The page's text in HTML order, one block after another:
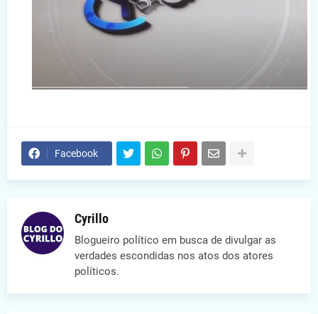
Facebook
Cyrillo
Blogueiro político em busca de divulgar as
verdades escondidas nos atos dos atores
políticos.